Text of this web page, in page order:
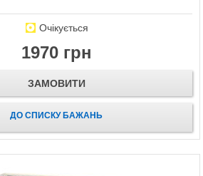
Очікується
1970 грн
ЗАМОВИТИ
ДО СПИСКУ БАЖАНЬ